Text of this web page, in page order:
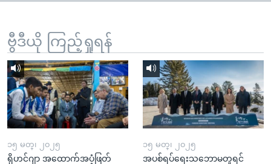
နေရာ
သို့
ကျော်
ရန်
ဗွီဒီယို ကြည့်ရှုရန်
၁၅ မတ္၊ ၂၀၂၅
ရိုဟင်ဂျာ အထောက်အပံ့ဖြတ်
၁၅ မတ္၊ ၂၀၂၅
အပစ်ရပ်ရေးသဘောမတူရင်